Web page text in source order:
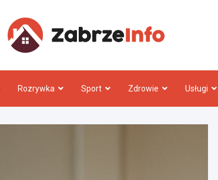
Rozrywka Sport Zdrowie Usługi